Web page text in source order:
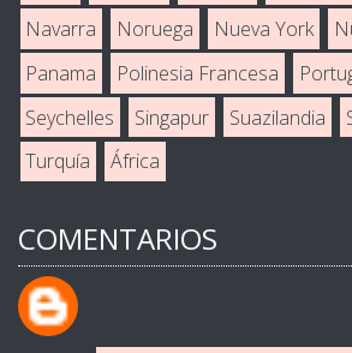
Navarra
Noruega Nueva York
Panama
Polinesia Francesa
Seychelles
Singapur Suazilandia
Turquía
África
COMENTARIOS